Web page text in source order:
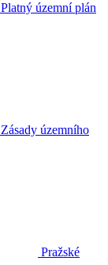
Platný územní plán
Zásady územního
Pražské